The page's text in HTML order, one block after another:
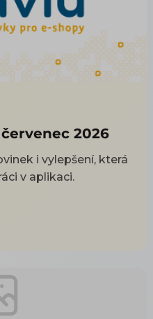
2026
i vylepšení, která
v aplikaci.